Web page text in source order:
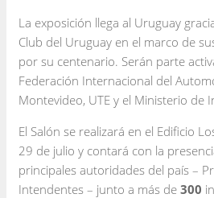
La exposición llega al Uruguay
Club del Uruguay en el marco de
por su centenario. Serán parte
Federación Internacional del
Montevideo, UTE y el Ministerio de
El Salón se realizará en el Edificio
29 de julio y contará con la
principales autoridades del país –
Intendentes – junto a más de 300